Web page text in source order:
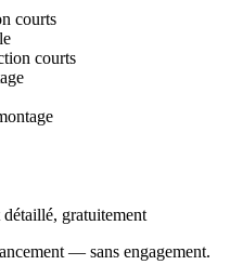
courts
courts
d’un compositing
: Guide Pratique
gratuitement
— sans engagement.